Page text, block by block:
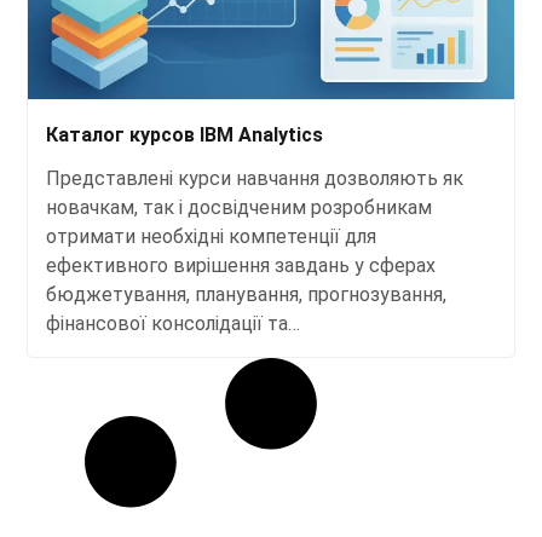
Каталог курсов IBM Analytics
Представлені курси навчання дозволяють як
новачкам, так і досвідченим розробникам
отримати необхідні компетенції для
ефективного вирішення завдань у сферах
бюджетування, планування, прогнозування,
фінансової консолідації та…